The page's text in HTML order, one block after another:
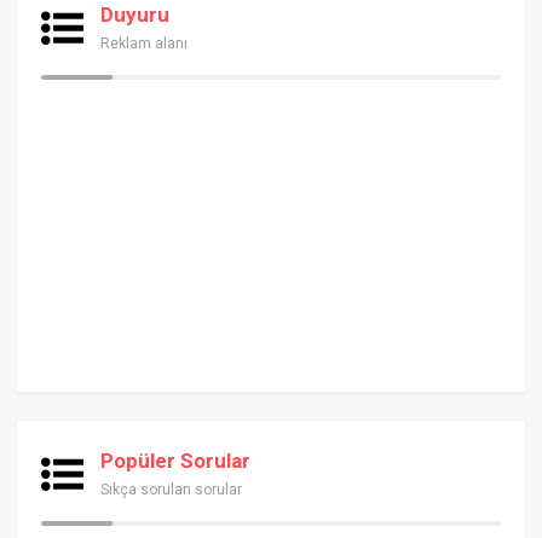
Duyuru
Reklam alanı
Popüler Sorular
Sıkça sorulan sorular